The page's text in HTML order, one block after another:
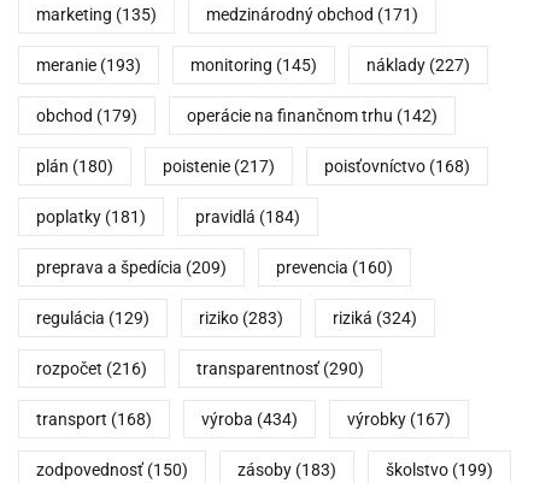
marketing (135) medzinárodný obchod (171)
meranie (193) monitoring (145) náklady (227)
obchod (179) operácie na finančnom trhu (142)
plán (180) poistenie (217) poisťovníctvo (168)
poplatky (181) pravidlá (184)
preprava a špedícia (209) prevencia (160)
regulácia (129) riziko (283) riziká (324)
rozpočet (216) transparentnosť (290)
transport (168) výroba (434) výrobky (167)
zodpovednosť (150) zásoby (183) školstvo (199)